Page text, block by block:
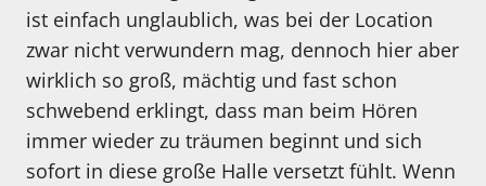
ist einfach unglaublich, was bei der Location
zwar nicht verwundern mag, dennoch hier aber
wirklich so groß, mächtig und fast schon
schwebend erklingt, dass man beim Hören
immer wieder zu träumen beginnt und sich
sofort in diese große Halle versetzt fühlt. Wenn